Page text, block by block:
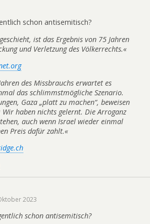
schon antisemitisch?
ist das Ergebnis von 75 Jahren
und Verletzung des Völkerrechts.«
des Missbrauchs erwartet es
das schlimmstmögliche Szenario.
Gaza „platt zu machen“, beweisen
Wir haben nichts gelernt. Die Arroganz
auch wenn Israel wieder einmal
Preis dafür zahlt.«
2023
schon antisemitisch?